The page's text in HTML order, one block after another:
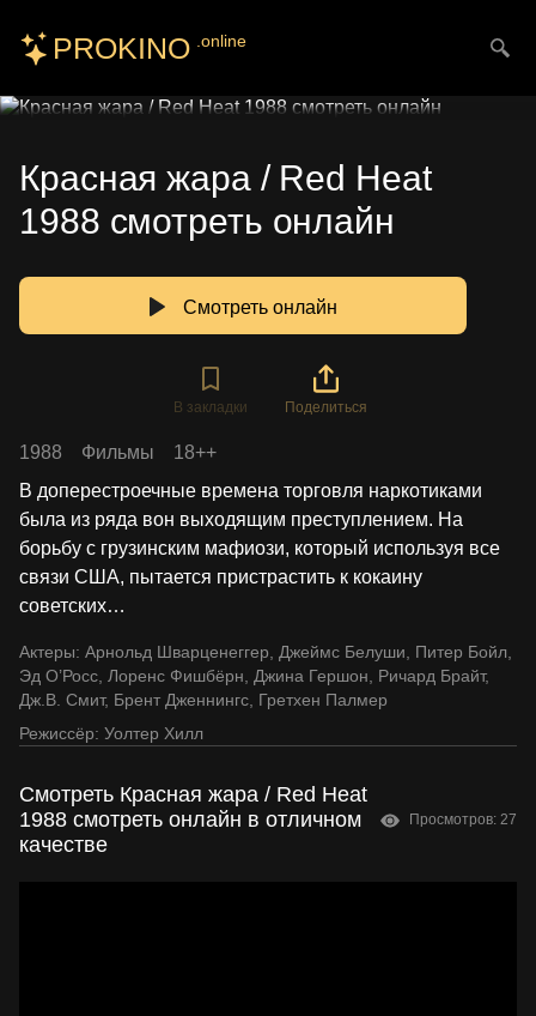
PROKINO .online
Красная жара / Red Heat
1988 смотреть онлайн
Смотреть онлайн
В закладки Поделиться
1988 Фильмы
18++
В доперестроечные времена торговля наркотиками
была из ряда вон выходящим преступлением. На
борьбу с грузинским мафиози, который используя все
связи США, пытается пристрастить к кокаину
советских…
Актеры: Арнольд Шварценеггер, Джеймс Белуши, Питер Бойл,
Эд О’Росс, Лоренс Фишбёрн, Джина Гершон, Ричард Брайт,
Дж.В. Смит, Брент Дженнингс, Гретхен Палмер
Режиссёр: Уолтер Хилл
Смотреть Красная жара / Red Heat
1988 смотреть онлайн в отличном
качестве
Просмотров: 27